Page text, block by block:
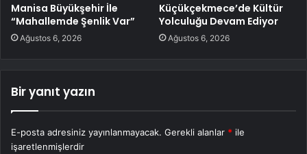
Manisa Büyükşehir İle
“Mahallemde Şenlik Var”
Ağustos 6, 2026
Küçükçekmece’de Kültür
Yolculuğu Devam Ediyor
Ağustos 6, 2026
Bir yanıt yazın
E-posta adresiniz yayınlanmayacak. Gerekli alanlar * ile
işaretlenmişlerdir